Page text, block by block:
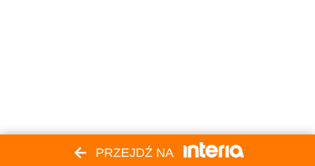
PRZEJDŹ NA